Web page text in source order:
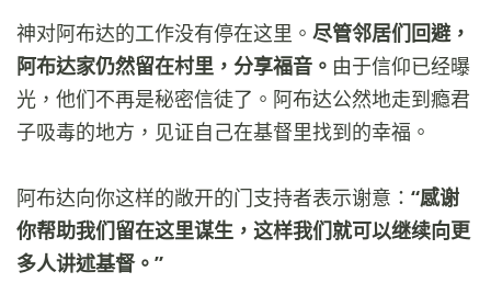
神对阿布达的工作没有停在这里。 尽管邻居们回避，
阿布达家仍然留在村里，分享福音。 由于信仰已经曝
光，他们不再是秘密信徒了。阿布达公然地走到瘾君
子吸毒的地方，见证自己在基督里找到的幸福。
阿布达向你这样的敞开的门支持者表示谢意： “感谢
你帮助我们留在这里谋生，这样我们就可以继续向更
多人讲述基督。”